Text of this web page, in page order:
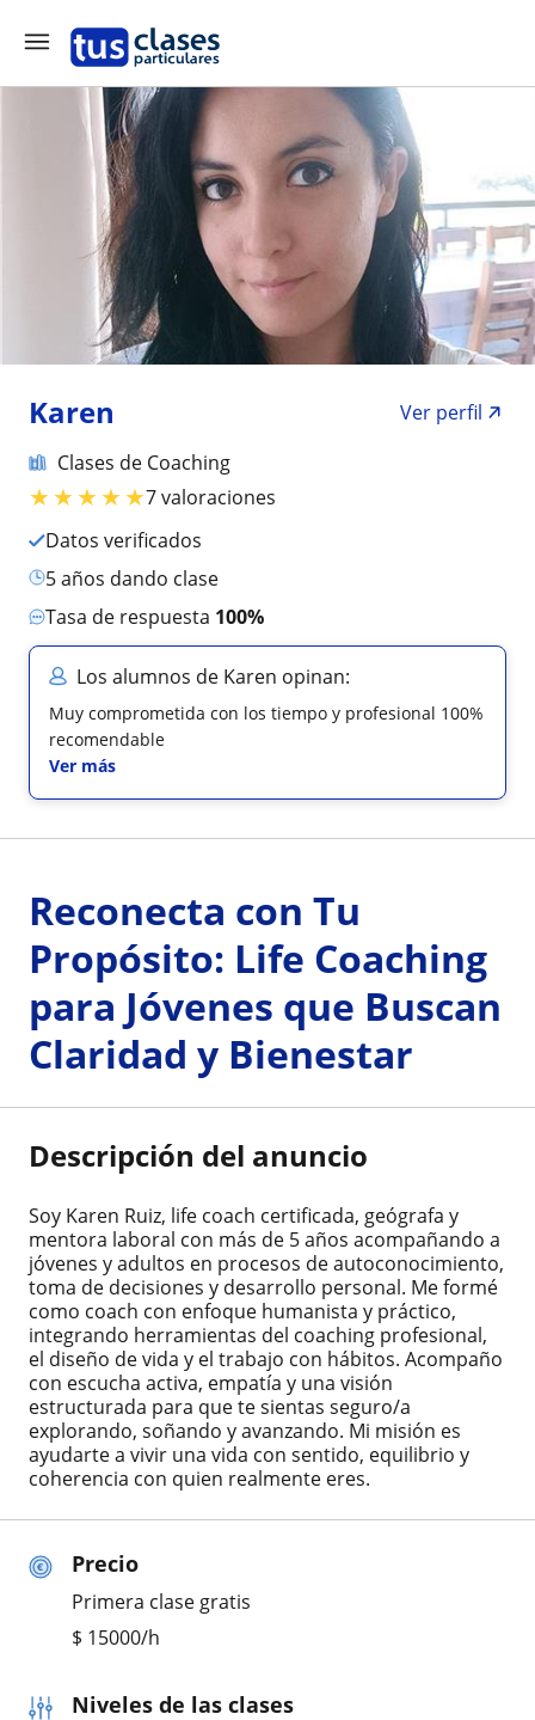
Karen
Ver perfil
Clases de Coaching
★★★★★7 valoraciones
Datos verificados
5 años dando clase
Tasa de respuesta 100%
Los alumnos de Karen opinan:
Muy comprometida con los tiempo y profesional 100%
recomendable
Ver más
Precio
Primera clase gratis
$ 15000/h
Niveles de las clases
Reconecta con Tu
Propósito: Life Coaching
para Jóvenes que Buscan
Claridad y Bienestar
Descripción del anuncio
Soy Karen Ruiz, life coach certificada, geógrafa y
mentora laboral con más de 5 años acompañando a
jóvenes y adultos en procesos de autoconocimiento,
toma de decisiones y desarrollo personal. Me formé
como coach con enfoque humanista y práctico,
integrando herramientas del coaching profesional,
el diseño de vida y el trabajo con hábitos. Acompaño
con escucha activa, empatía y una visión
estructurada para que te sientas seguro/a
explorando, soñando y avanzando. Mi misión es
ayudarte a vivir una vida con sentido, equilibrio y
coherencia con quien realmente eres.